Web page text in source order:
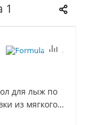
1
для лыж по
из мягкого
ставите